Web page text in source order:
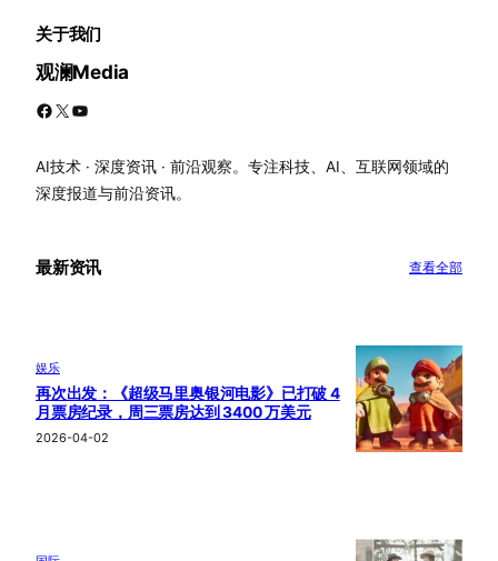
关于我们
观澜Media
Facebook X YouTube
AI技术 · 深度资讯 · 前沿观察。专注科技、AI、互联网领域的
深度报道与前沿资讯。
最新资讯 查看全部
娱乐
再次出发：《超级马里奥银河电影》已打破 4
月票房纪录，周三票房达到 3400 万美元
2026-04-02